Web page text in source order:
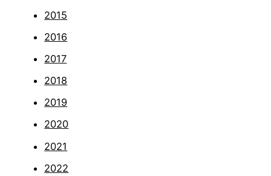
2015
2016
2017
2018
2019
2020
2021
2022